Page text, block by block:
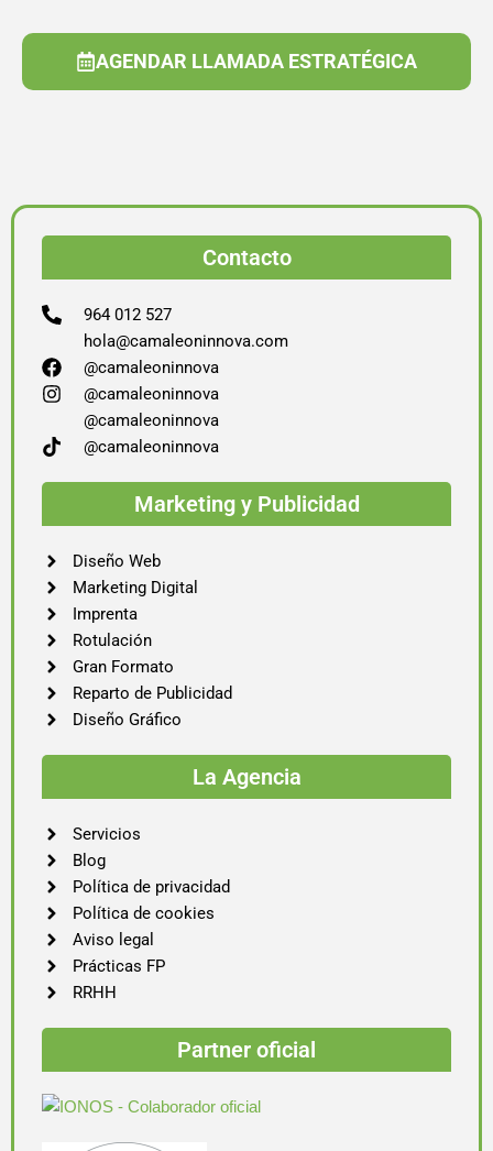
AGENDAR LLAMADA ESTRATÉGICA
Contacto
964 012 527
hola@camaleoninnova.com
@camaleoninnova
@camaleoninnova
@camaleoninnova
@camaleoninnova
Marketing y Publicidad
Diseño Web
Marketing Digital
Imprenta
Rotulación
Gran Formato
Reparto de Publicidad
Diseño Gráfico
La Agencia
Servicios
Blog
Política de privacidad
Política de cookies
Aviso legal
Prácticas FP
RRHH
Partner oficial